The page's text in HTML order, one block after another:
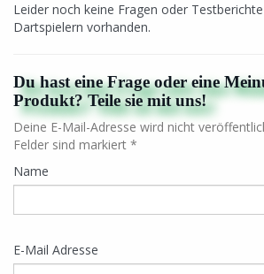
Leider noch keine Fragen oder
Dartspielern vorhanden.
Du hast eine Frage oder eine
Produkt? Teile sie mit uns!
Deine E-Mail-Adresse wird nicht
Felder sind markiert *
Name
E-Mail Adresse